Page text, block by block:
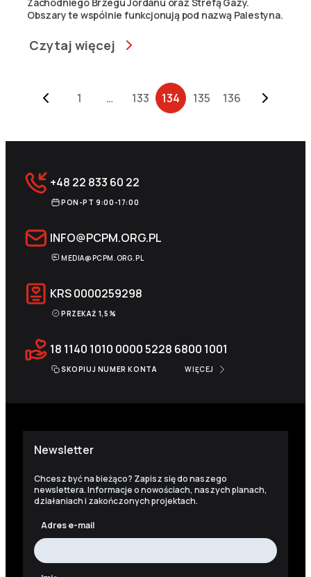
Obszary te wspólnie funkcjonują pod nazwą Palestyna.
Czytaj więcej
Archive Pagination
1 … 133 134 135 136
+48 22 833 60 22
PON-PT 9:00-17:00
INFO@PCPM.ORG.PL
MEDIA@PCPM.ORG.PL
KRS0000259298
PRZEKAŻ 1,5%
18 1140 1010 0000 5228 6800 1001
SKOPIUJ NUMER KONTA WIĘCEJ
Newsletter
Chcesz być na bieżąco? Zapisz się do naszego
newslettera. Informacje o nowościach, naszych planach,
działaniach i zakończonych projektach.
Adres e-mail